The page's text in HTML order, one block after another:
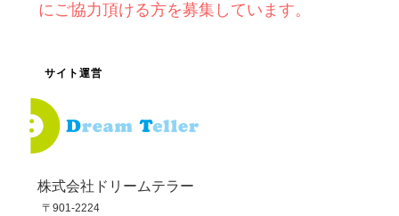
にご協力頂ける方を募集しています。
サイト運営
株式会社ドリームテラー
〒901-2224